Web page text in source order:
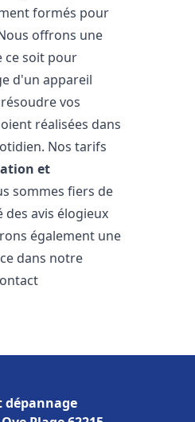
formés pour
offrons une
ce soit pour
d'un appareil
vos
réalisées dans
Nos tarifs
et
sommes fiers de
avis élogieux
également une
dans notre